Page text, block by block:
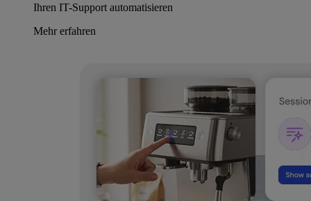
Ihren IT-Support automatisieren
Mehr erfahren